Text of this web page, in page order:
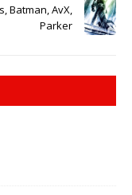
Batman, AvX,
Parker